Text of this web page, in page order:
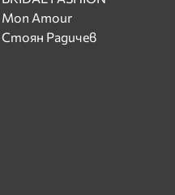
Mon Amour
Стоян Радичев